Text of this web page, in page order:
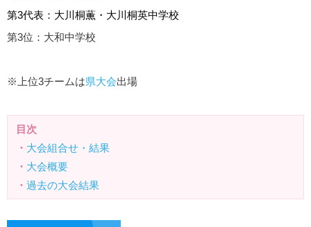
第3代表：大川桐薫・大川桐英中学校
第3位：大和中学校
※上位3チームは県大会出場
目次
・ 大会組合せ・結果
・ 大会概要
・ 過去の大会結果